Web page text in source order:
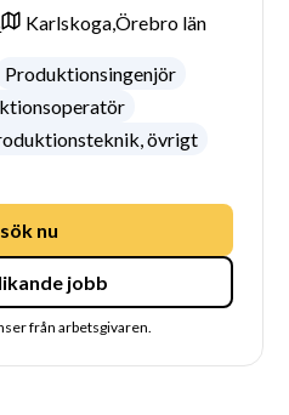
Karlskoga,Örebro län
Produktionsingenjör
övrigt
nu
jobb
från arbetsgivaren.